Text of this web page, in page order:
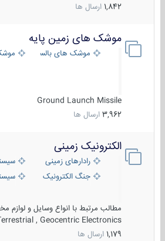
1,842 ارسال ها
موشک های زمین پایه
موشک های بالستیک موشک
Ground Launch Missile
3,962 ارسال ها
الکترونیک زمینی
رادارهای زمینی
سیستم
جنگ الکترونیک
سیستم
مطالب مرتبط با انواع وسایل و لوازم
Terrestrial , Geocentric Electronics
1,179 ارسال ها